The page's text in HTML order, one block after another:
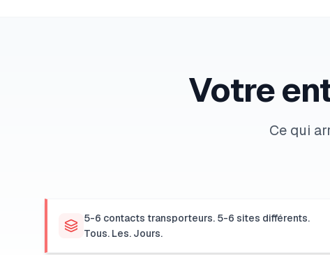
Votre
Ce qui
5-6 contacts transporteurs. 5-6 sites différents.
Tous. Les. Jours.